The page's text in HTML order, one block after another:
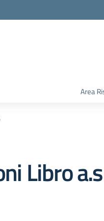
Area
Libro